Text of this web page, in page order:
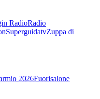
RadioRadio
SuperguidatvZuppa di
2026Fuorisalone